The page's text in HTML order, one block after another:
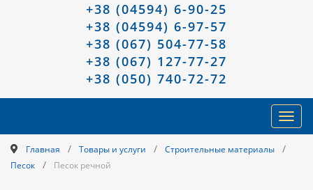
+38 (04594) 6-90-25
+38 (04594) 6-97-57
+38 (067) 504-77-58
+38 (067) 127-77-27
+38 (050) 740-72-72
Главная / Товары и услуги / Строительные материалы /
Песок / Песок речной